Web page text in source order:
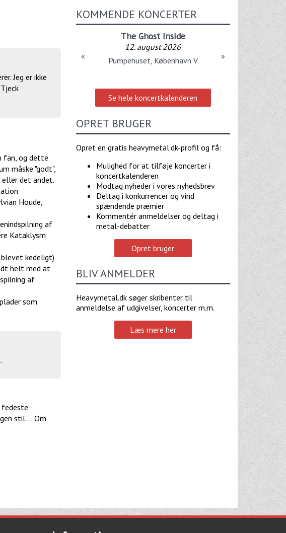
Jeg er ikke
fan, og dette
måske "godt",
eller det andet.
Houde,
af
Kataklysm
blevet kedeligt)
helt med at
af
som
stil.... Om
KOMMENDE KONCERTER
The Ghost Inside
12. august 2026
Pumpehuset, København V
« »
Se hele koncertkalenderen
OPRET BRUGER
Opret en gratis heavymetal.dk-profil og få:
Mulighed for at tilføje koncerter i
koncertkalenderen
Modtag nyheder i vores nyhedsbrev
Deltag i konkurrencer og vind
spændende præmier
Kommentér anmeldelser og deltag i
metal-debatter
Opret bruger
BLIV ANMELDER
Heavymetal.dk søger skribenter til
anmeldelse af udgivelser, koncerter m.m.
Læs mere her